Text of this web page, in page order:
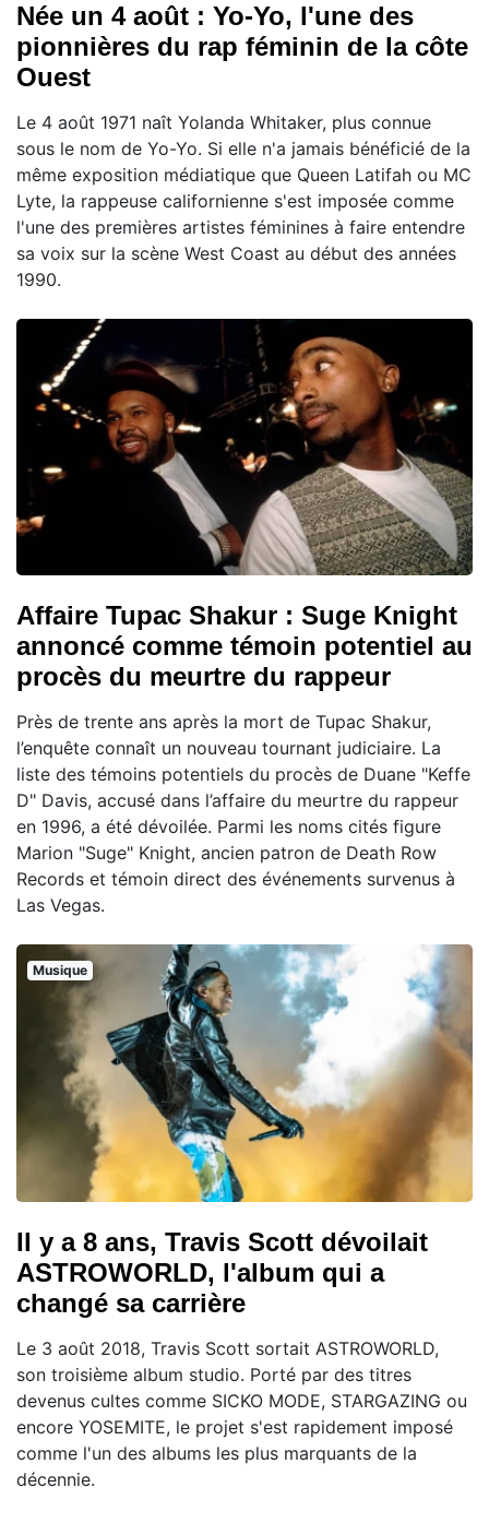
Née un 4 août : Yo-Yo, l'une des
pionnières du rap féminin de la côte
Ouest
Le 4 août 1971 naît Yolanda Whitaker, plus connue
sous le nom de Yo-Yo. Si elle n'a jamais bénéficié de la
même exposition médiatique que Queen Latifah ou MC
Lyte, la rappeuse californienne s'est imposée comme
l'une des premières artistes féminines à faire entendre
sa voix sur la scène West Coast au début des années
1990.
Affaire Tupac Shakur : Suge Knight
annoncé comme témoin potentiel au
procès du meurtre du rappeur
Près de trente ans après la mort de Tupac Shakur,
l’enquête connaît un nouveau tournant judiciaire. La
liste des témoins potentiels du procès de Duane "Keffe
D" Davis, accusé dans l’affaire du meurtre du rappeur
en 1996, a été dévoilée. Parmi les noms cités figure
Marion "Suge" Knight, ancien patron de Death Row
Records et témoin direct des événements survenus à
Las Vegas.
Musique
Il y a 8 ans, Travis Scott dévoilait
ASTROWORLD, l'album qui a
changé sa carrière
Le 3 août 2018, Travis Scott sortait ASTROWORLD,
son troisième album studio. Porté par des titres
devenus cultes comme SICKO MODE, STARGAZING ou
encore YOSEMITE, le projet s'est rapidement imposé
comme l'un des albums les plus marquants de la
décennie.